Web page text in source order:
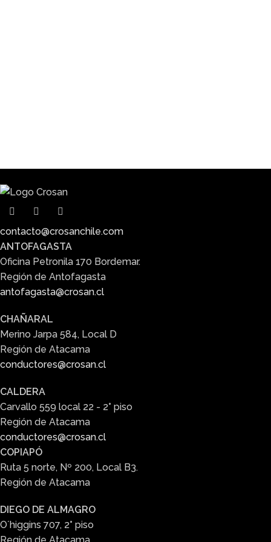
contacto@crosanchile.com
ANTOFAGASTA
Oficina Petronila 170 Bordemar.
Región de Antofagasta
antofagasta@crosan.cl
CHAÑARAL
Merino Jarpa 584, Local D
Región de Atacama
conductores@crosan.cl
CALDERA
Carvallo 559 local 22 - 2° piso
Región de Atacama
conductores@crosan.cl
COPIAPÓ
Ruta 5 norte, Nº 200, Local B3.
Región de Atacama
DIEGO DE ALMAGRO
O´higgins 707, 2° piso